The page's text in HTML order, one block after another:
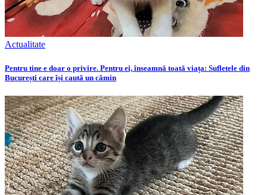
Actualitate
Pentru tine e doar o privire. Pentru ei, înseamnă toată viața: Sufletele din
București care își caută un cămin